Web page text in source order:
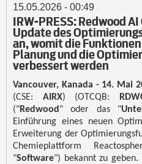
15.05.2026 - 00:49
IRW-PRESS: Redwood
Update des
an, womit die
Planung und die
verbessert werden
Vancouver, Kanada - 14. Mai
(CSE: AIRX) (OTCQB:
("Redwood " oder das "
Einführung eines neuen
Erweiterung der
Chemieplattform
"Software") bekannt zu geben.